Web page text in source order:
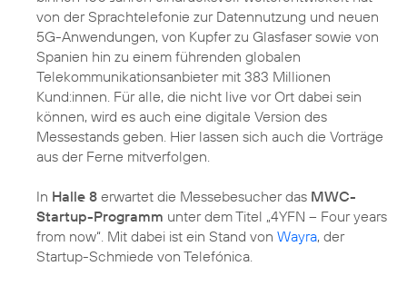
von der Sprachtelefonie zur Datennutzung und neuen
5G-Anwendungen, von Kupfer zu Glasfaser sowie von
Spanien hin zu einem führenden globalen
Telekommunikationsanbieter mit 383 Millionen
Kund:innen. Für alle, die nicht live vor Ort dabei sein
können, wird es auch eine digitale Version des
Messestands geben. Hier lassen sich auch die Vorträge
aus der Ferne mitverfolgen.
In Halle 8 erwartet die Messebesucher das MWC-
Startup-Programm unter dem Titel „4YFN – Four years
from now“. Mit dabei ist ein Stand von Wayra, der
Startup-Schmiede von Telefónica.